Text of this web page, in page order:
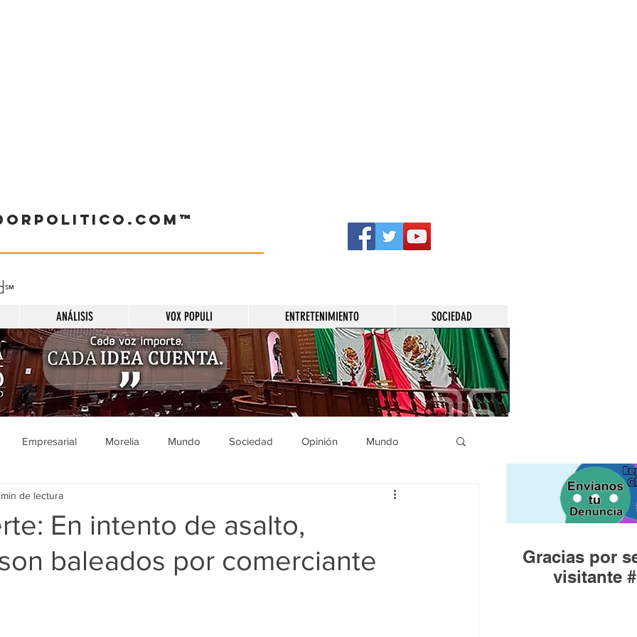
℠
ANÁLISIS VOX POPULI ENTRETENIMIENTO SOCIEDAD
Empresarial Morelia Mundo Sociedad Opinión Mundo
Municipios
Educación Salud Gobierno Guanajuato Zamora Huandacareo
En intento de asalto,
baleados por comerciante
de lectura
Gracias por
visitante #